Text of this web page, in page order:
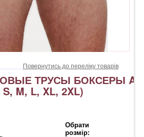
Повернутись до переліку товарів
ТРУСЫ БОКСЕРЫ
M, L, XL, 2XL)
Обрати
розмір: